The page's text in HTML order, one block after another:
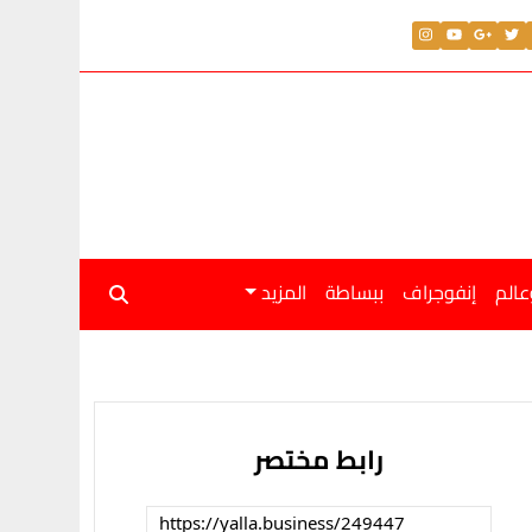
إنفوجراف ببساطة المزيد
رابط مختصر